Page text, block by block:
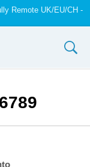
Remote UK/EU/CH -